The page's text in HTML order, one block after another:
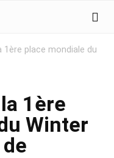
1ère place mondiale du
1ère
Winter